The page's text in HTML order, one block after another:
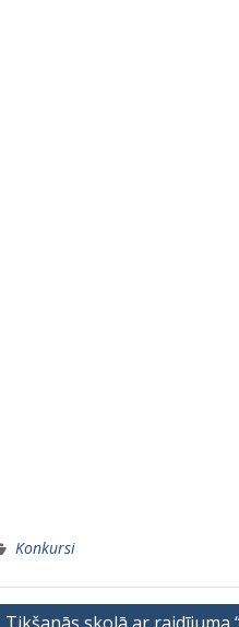
Konkursi
Ziņu